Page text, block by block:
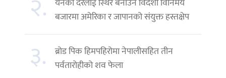
२. येनको दरलाई स्थिर बनाउन विदेशी विनिमय
बजारमा अमेरिका र जापानको संयुक्त हस्तक्षेप
३.
ब्रोड पिक हिमपहिरोमा नेपालीसहित तीन
पर्वतारोहीको शव फेला